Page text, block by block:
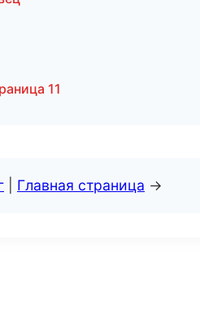
11
Главная страница →